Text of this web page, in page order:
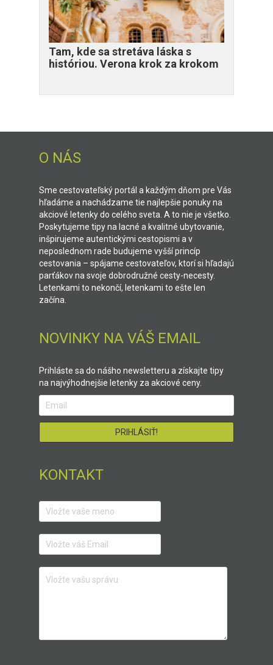
Tam, kde sa stretáva láska s
históriou. Verona krok za krokom
O NÁS
Sme cestovateľský portál a každým dňom pre Vás
hľadáme a nachádzame tie najlepšie ponuky na
akciové letenky do celého sveta. A to nie je všetko.
Poskytujeme tipy na lacné a kvalitné ubytovanie,
inšpirujeme autentickými cestopismi a v
neposlednom rade budujeme vyšší princíp
cestovania – spájame cestovateľov, ktorí si hľadajú
parťákov na svoje dobrodružné cesty-necesty.
Letenkami to nekončí, letenkami to ešte len
začína.
NOVINKY NA VÁŠ EMAIL
Prihláste sa do nášho newsletteru a získajte tipy
na najvýhodnejšie letenky za akciové ceny.
KONTAKT